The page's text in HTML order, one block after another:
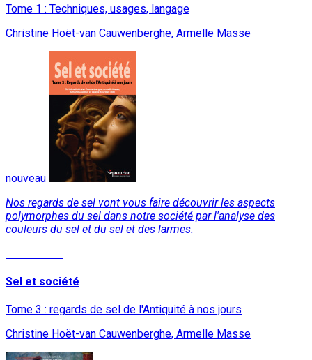
Tome 1 : Techniques, usages, langage
Christine Hoët-van Cauwenberghe, Armelle Masse
nouveau
Nos regards de sel vont vous faire découvrir les aspects
polymorphes du sel dans notre société par l'analyse des
couleurs du sel et du sel et des larmes.
Sel et société
Tome 3 : regards de sel de l'Antiquité à nos jours
Christine Hoët-van Cauwenberghe, Armelle Masse